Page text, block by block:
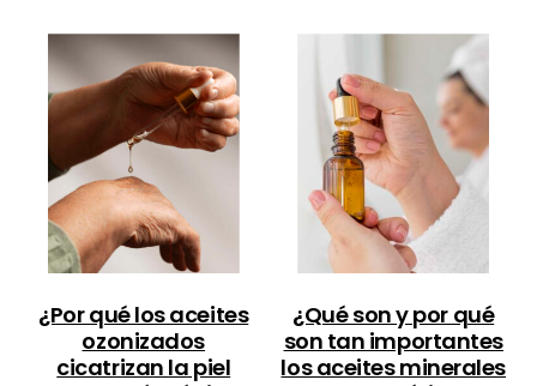
¿Por qué los aceites
ozonizados
cicatrizan la piel
¿Qué son y por qué
son tan importantes
los aceites minerales